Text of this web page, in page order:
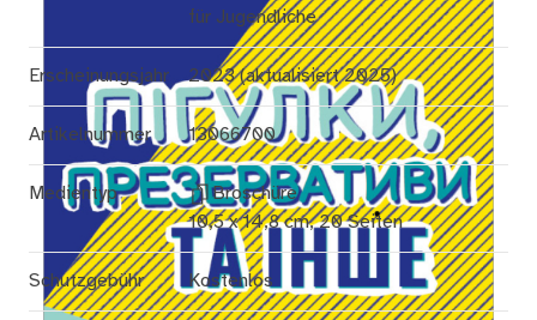
für Jugendliche
Erscheinungsjahr 2023 (aktualisiert 2025)
Artikelnummer 13066700
Medientyp
Broschüre
10,5 x 14,8 cm, 20 Seiten
Schutzgebühr Kostenlos